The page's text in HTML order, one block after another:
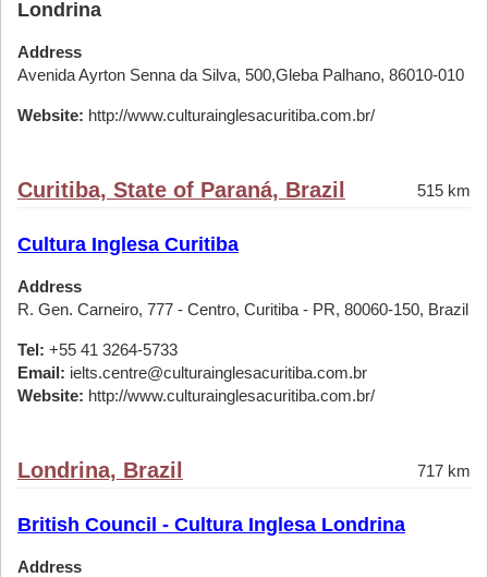
Londrina
Address
Avenida Ayrton Senna da Silva, 500,Gleba Palhano, 86010-010
Website: http://www.culturainglesacuritiba.com.br/
Curitiba, State of Paraná, Brazil 515 km
Cultura Inglesa Curitiba
Address
R. Gen. Carneiro, 777 - Centro, Curitiba - PR, 80060-150, Brazil
Tel: +55 41 3264-5733
Email: ielts.centre@culturainglesacuritiba.com.br
Website: http://www.culturainglesacuritiba.com.br/
Londrina, Brazil 717 km
British Council - Cultura Inglesa Londrina
Address